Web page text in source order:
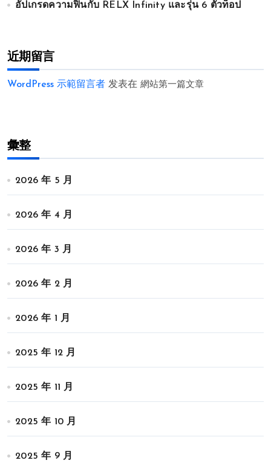
อัปเกรดความฟินกับ RELX Infinity และรุ่น 6 ตัวท็อป
近期留言
WordPress 示範留言者 发表在 網站第一篇文章
彙整
2026 年 5 月
2026 年 4 月
2026 年 3 月
2026 年 2 月
2026 年 1 月
2025 年 12 月
2025 年 11 月
2025 年 10 月
2025 年 9 月